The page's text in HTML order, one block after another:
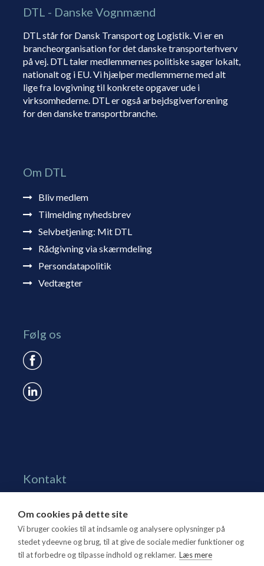
DTL - Danske Vognmænd
DTL står for Dansk Transport og Logistik. Vi er en
brancheorganisation for det danske transporterhverv
på vej. DTL taler medlemmernes politiske sager lokalt,
nationalt og i EU. Vi hjælper medlemmerne med alt
lige fra lovgivning til konkrete opgaver ude i
virksomhederne. DTL er også arbejdsgiverforening
for den danske transportbranche.
Om DTL
Bliv medlem
Tilmelding nyhedsbrev
Selvbetjening: Mit DTL
Rådgivning via skærmdeling
Persondatapolitik
Vedtægter
Følg os
Kontakt
1270 Kbh. K
Tlf. 70 15 95 00
dtl@dtl.eu
Om cookies på dette site
Vi bruger cookies til at indsamle og analysere oplysninger på
stedet ydeevne og brug, til at give de sociale medier funktioner og
til at forbedre og tilpasse indhold og reklamer. Læs mere